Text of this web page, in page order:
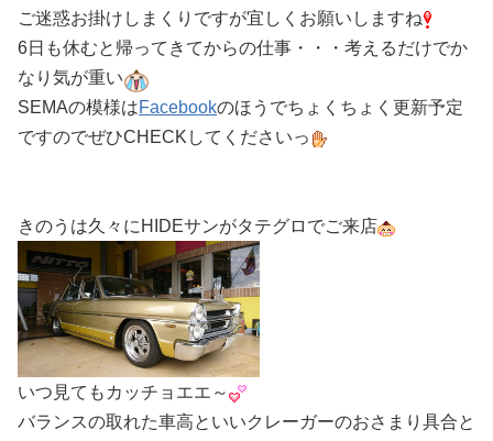
ご迷惑お掛けしまくりですが宜しくお願いしますね
6日も休むと帰ってきてからの仕事・・・考えるだけでか
なり気が重い
SEMAの模様はFacebookのほうでちょくちょく更新予定
ですのでぜひCHECKしてくださいっ
きのうは久々にHIDEサンがタテグロでご来店
いつ見てもカッチョエエ～
バランスの取れた車高といいクレーガーのおさまり具合と